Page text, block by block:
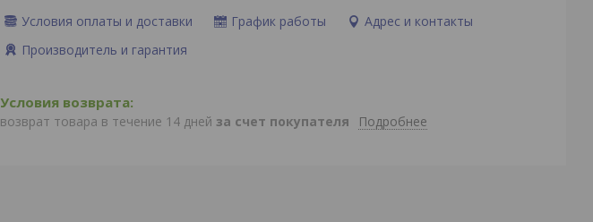
Условия оплаты и доставки График работы
Адрес и контакты
Производитель и гарантия
возврат товара в течение 14 дней за счет покупателя Подробнее